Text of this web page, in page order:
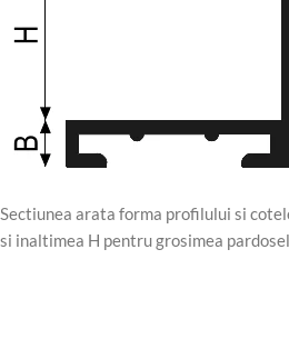
Sectiunea arata forma profilului si
si inaltimea H pentru grosimea